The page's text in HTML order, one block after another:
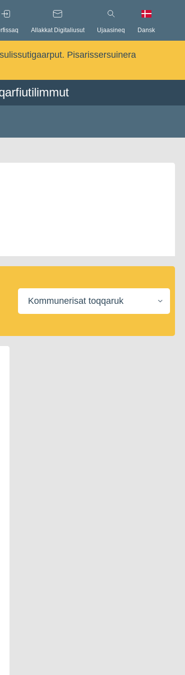
Allakkat Digitaliusut Ujaasineq Dansk
Pisarissersuinera
Kommunerisat
toqqaruk